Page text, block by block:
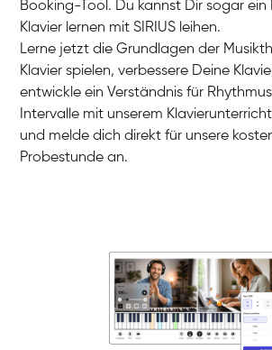
Klavier / Piano / Flügel
Klavier / Piano / Flügel
Klavier / Piano / Flügel
Booking-Tool. Du kannst Dir sogar ein
Klavier lernen mit SIRIUS leihen.
Lerne jetzt die Grundlagen der
Klavier spielen, verbessere Deine
entwickle ein Verständnis für
Intervalle mit unserem
und melde dich direkt für unsere
Probestunde an.